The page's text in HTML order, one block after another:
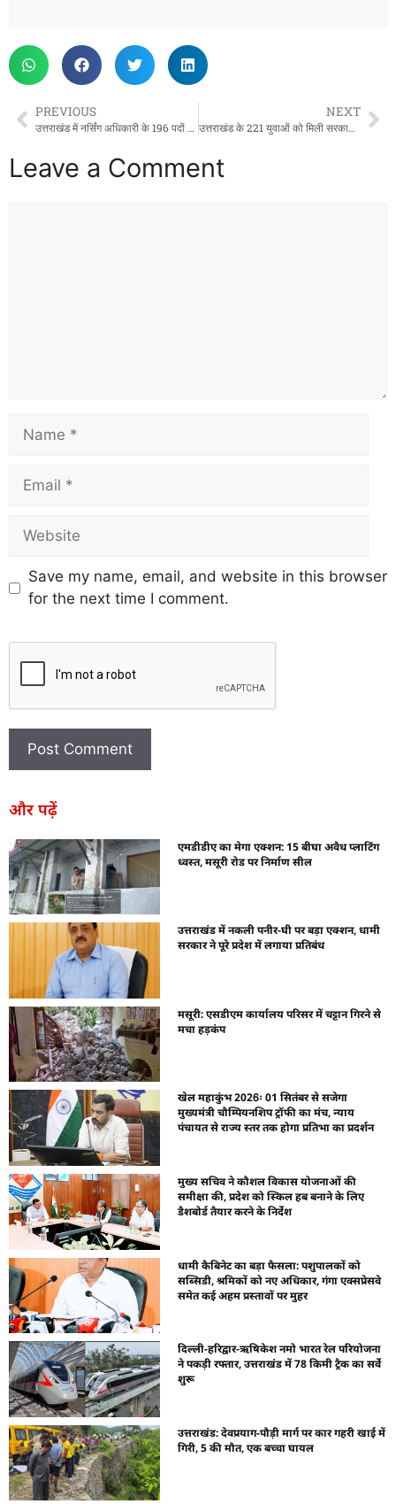
PREVIOUS
उत्तराखंड में नर्सिंग अधिकारी के 196 पदों पर भर्ती, 12 जून से ऐसे कीजिए आवेदन
NEXT
उत्तराखंड के 221 युवाओं को मिली सरकारी नौकरी, सीएम धामी ने बांटे नियुक्ति पत्र
Leave a Comment
Save my name, email, and website in this browser
for the next time I comment.
और पढ़ें
एमडीडीए का मेगा एक्शन: 15 बीघा अवैध प्लाटिंग
ध्वस्त, मसूरी रोड पर निर्माण सील
उत्तराखंड में नकली पनीर-घी पर बड़ा एक्शन, धामी
सरकार ने पूरे प्रदेश में लगाया प्रतिबंध
मसूरी: एसडीएम कार्यालय परिसर में चट्टान गिरने से
मचा हड़कंप
खेल महाकुंभ 2026ः 01 सितंबर से सजेगा
मुख्यमंत्री चौम्पियनशिप ट्रॉफी का मंच, न्याय
पंचायत से राज्य स्तर तक होगा प्रतिभा का प्रदर्शन
मुख्य सचिव ने कौशल विकास योजनाओं की
समीक्षा की, प्रदेश को स्किल हब बनाने के लिए
डैशबोर्ड तैयार करने के निर्देश
धामी कैबिनेट का बड़ा फैसला: पशुपालकों को
सब्सिडी, श्रमिकों को नए अधिकार, गंगा एक्सप्रेसवे
समेत कई अहम प्रस्तावों पर मुहर
दिल्ली-हरिद्वार-ऋषिकेश नमो भारत रेल परियोजना
ने पकड़ी रफ्तार, उत्तराखंड में 78 किमी ट्रैक का सर्वे
शुरू
उत्तराखंड: देवप्रयाग-पौड़ी मार्ग पर कार गहरी खाई में
गिरी, 5 की मौत, एक बच्चा घायल